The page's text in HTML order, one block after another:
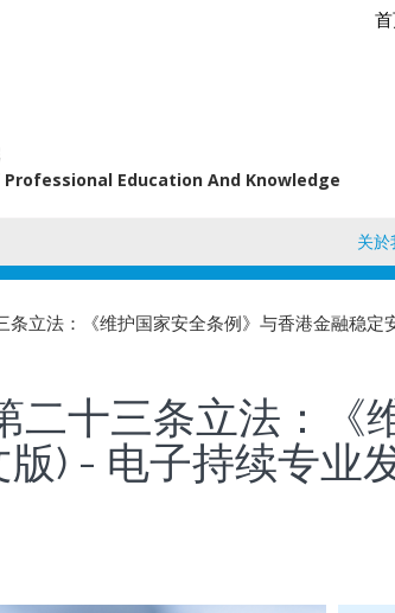
Education And Knowledge
关於
条立法：《维护国家安全条例》与香港金融稳
二十三条立法：
版) - 电子持续专业